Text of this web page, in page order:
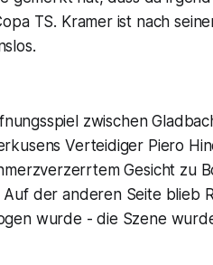
TS. Kramer ist nach
zwischen
Verteidiger Piero
Gesicht zu
der anderen Seite blieb
wurde - die Szene